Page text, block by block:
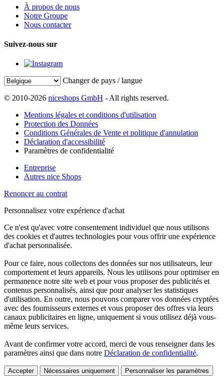
À propos de nous
Notre Groupe
Nous contacter
Suivez-nous sur
Changer de pays / langue
© 2010-2026 niceshops GmbH - All rights reserved.
Mentions légales et conditions d'utilisation
Protection des Données
Conditions Générales de Vente et politique d'annulation
Déclaration d'accessibilité
Paramètres de confidentialité
Entreprise
Autres nice Shops
Renoncer au contrat
Personnalisez votre expérience d'achat
Ce n'est qu'avec votre consentement individuel que nous utilisons
des cookies et d'autres technologies pour vous offrir une expérience
d'achat personnalisée.
Pour ce faire, nous collectons des données sur nos utilisateurs, leur
comportement et leurs appareils. Nous les utilisons pour optimiser en
permanence notre site web et pour vous proposer des publicités et
contenus personnalisés, ainsi que pour analyser les statistiques
d'utilisation. En outre, nous pouvons comparer vos données cryptées
avec des fournisseurs externes et vous proposer des offres via leurs
canaux publicitaires en ligne, uniquement si vous utilisez déjà vous-
même leurs services.
Avant de confirmer votre accord, merci de vous renseigner dans les
paramètres ainsi que dans notre Déclaration de confidentialité.
Accepter Nécessaires uniquement Personnaliser les paramètres